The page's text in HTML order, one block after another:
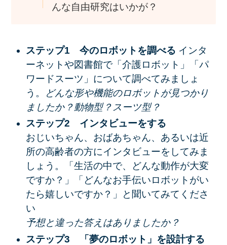
んな自由研究はいかが？
ステップ1 今のロボットを調べる インタ
ーネットや図書館で「介護ロボット」「パ
ワードスーツ」について調べてみましょ
う。
どんな形や機能のロボットが見つかり
ましたか？動物型？スーツ型？
ステップ2 インタビューをする
おじいちゃん、おばあちゃん、あるいは近
所の高齢者の方にインタビューをしてみま
しょう。「生活の中で、どんな動作が大変
ですか？」「どんなお手伝いロボットがい
たら嬉しいですか？」と聞いてみてくださ
い
予想と違った答えはありましたか？
ステップ3 「夢のロボット」を設計する